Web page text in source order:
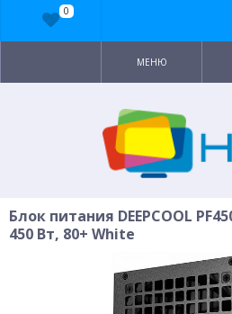
МЕНЮ
Блок питания DEEPCOOL
450 Вт, 80+ White
0